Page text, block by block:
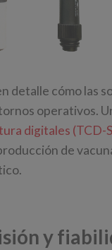
detalle cómo las
operativos.
digitales (TCD-
de
y